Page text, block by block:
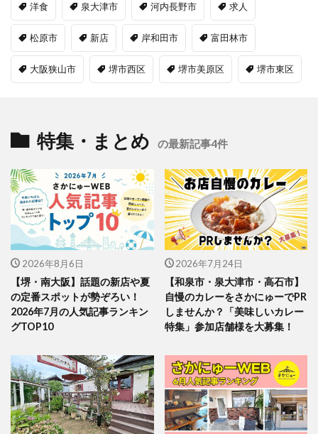
洋食 泉大津市 河内長野市 求人
松原市 新店 岸和田市 富田林市
大阪狭山市 堺市西区 堺市美原区 堺市東区
特集・まとめ の最新記事4件
2026年8月6日
【堺・南大阪】話題の新店や夏
の定番スポットが勢ぞろい！
2026年7月の人気記事ランキン
グTOP10
2026年7月24日
【和泉市・泉大津市・高石市】
自慢のカレーをさかにゅーでPR
しませんか？「美味しいカレー
特集」参加店舗様を大募集！